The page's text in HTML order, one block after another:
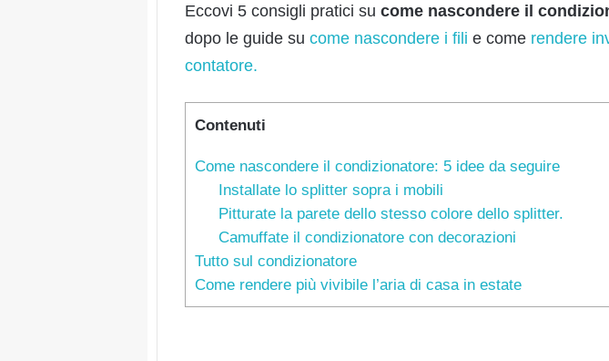
Eccovi 5 consigli pratici su come nascondere il
dopo le guide su come nascondere i fili e come rendere
contatore.
Contenuti
Come nascondere il condizionatore: 5 idee da seguire
Installate lo splitter sopra i mobili
Pitturate la parete dello stesso colore dello splitter.
Camuffate il condizionatore con decorazioni
Tutto sul condizionatore
Come rendere più vivibile l’aria di casa in estate